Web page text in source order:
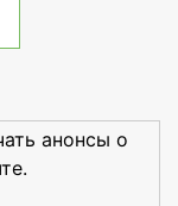
анонсы о